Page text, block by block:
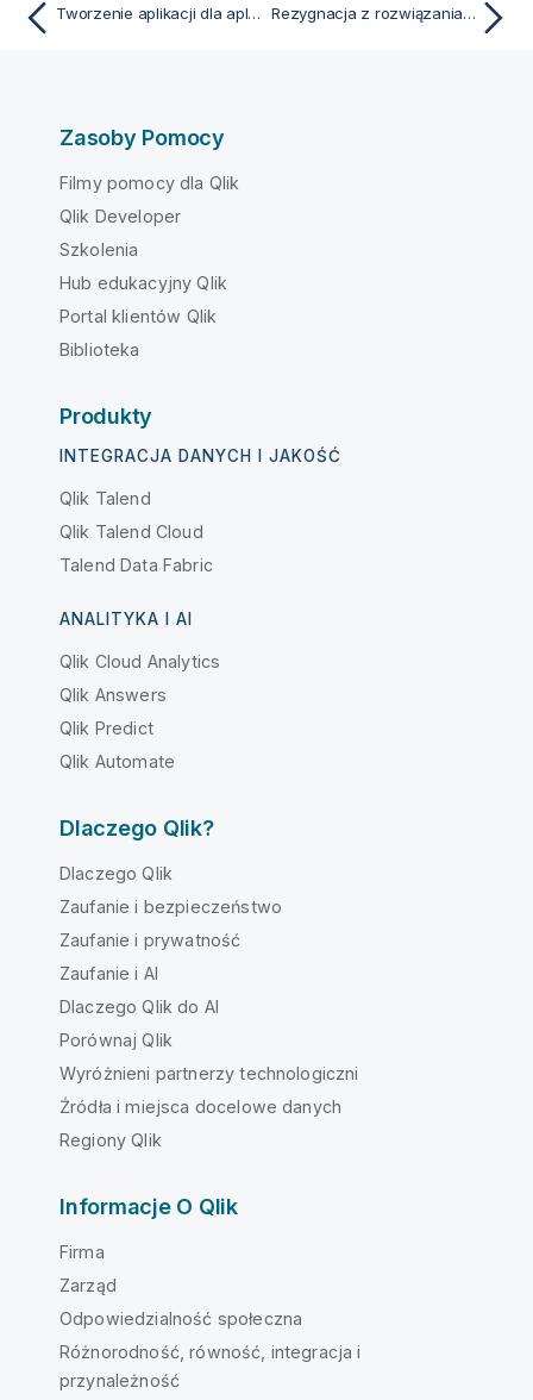
Tworzenie aplikacji dla aplikacji Qlik Sense Client-Managed Mobile Rezygnacja z rozwiązania Qlik Sense Client-Managed Mobile Analytics
Zasoby Pomocy
Filmy pomocy dla Qlik
Qlik Developer
Szkolenia
Hub edukacyjny Qlik
Portal klientów Qlik
Biblioteka
Produkty
INTEGRACJA DANYCH I JAKOŚĆ
Qlik Talend
Qlik Talend Cloud
Talend Data Fabric
ANALITYKA I AI
Qlik Cloud Analytics
Qlik Answers
Qlik Predict
Qlik Automate
Dlaczego Qlik?
Dlaczego Qlik
Zaufanie i bezpieczeństwo
Zaufanie i prywatność
Zaufanie i AI
Dlaczego Qlik do AI
Porównaj Qlik
Wyróżnieni partnerzy technologiczni
Źródła i miejsca docelowe danych
Regiony Qlik
Informacje O Qlik
Firma
Zarząd
Odpowiedzialność społeczna
Różnorodność, równość, integracja i
przynależność